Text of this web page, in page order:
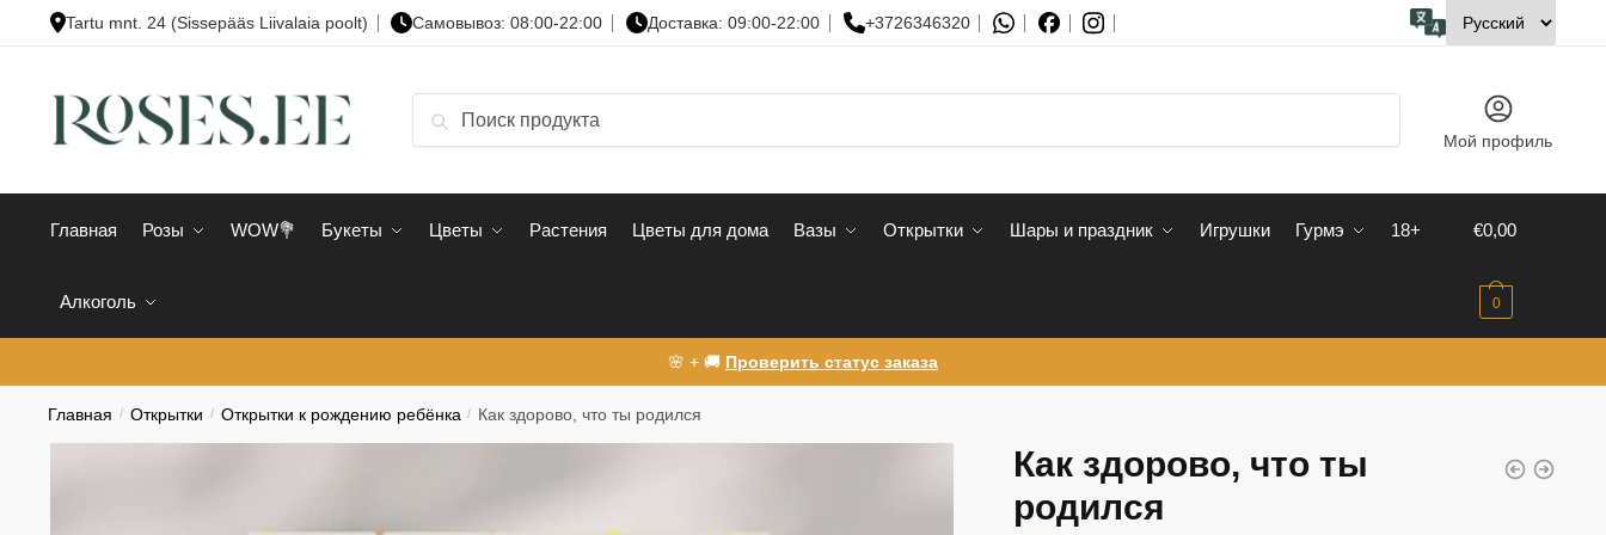
Tartu mnt. 24 (Sissepääs Liivalaia poolt) Cамовывоз: 08:00-22:00 Доставка: 09:00-22:00 +3726346320
Поиск
Мой профиль
Главная Розы WOW💐 Букеты Цветы Растения Цветы для дома Вазы Открытки Шары и праздник Игрушки Гурмэ 18+
Алкоголь
€0,00
0
🌸 + 🚚 Проверить статус заказа
Главная / Открытки / Открытки к рождению ребёнка / Как здорово, что ты родился
Как здорово, что ты
родился